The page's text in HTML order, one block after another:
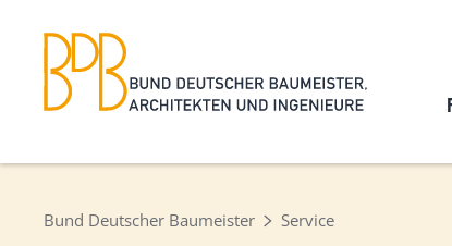
Bund Deutscher Baumeister Service